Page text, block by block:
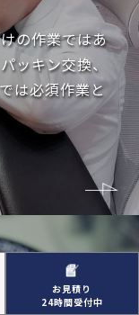
の作業ではあ
ッキン交換、
は必須作業と
お見積り
24時間受付中